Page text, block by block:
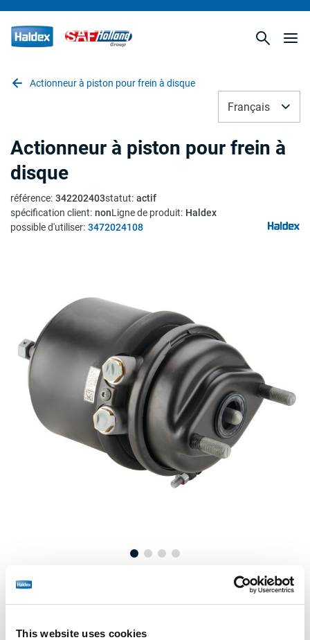
This website uses cookies
Actionneur à piston pour frein à disque
Français
Actionneur à piston pour frein à
disque
référence: 342202403statut: actif
spécification client: nonLigne de produit: Haldex
possible d'utiliser: 3472024108
€608,00 / unité